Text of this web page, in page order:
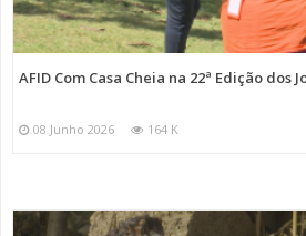
AFID Com Casa Cheia na 22ª Edição dos
08 Junho 2026 164 K